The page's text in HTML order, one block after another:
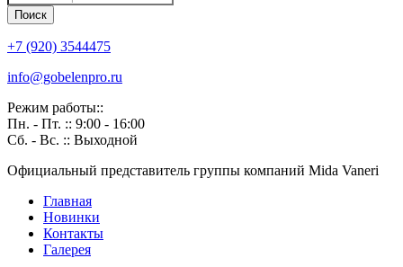
товаров
Поиск
+7 (920) 3544475
info@gobelenpro.ru
Режим работы::
Пн. - Пт. :: 9:00 - 16:00
Сб. - Вс. :: Выходной
Официальный представитель группы компаний Mida Vaneri
Главная
Новинки
Контакты
Галерея